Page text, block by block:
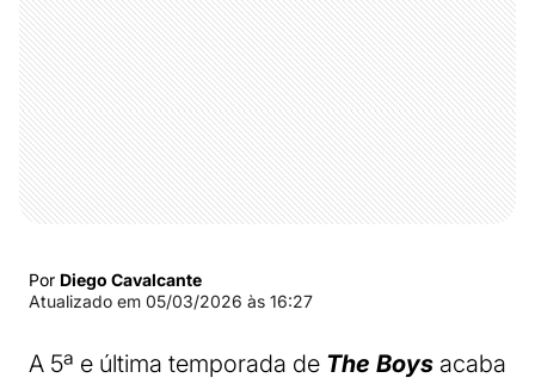
Por Diego Cavalcante
Atualizado em 05/03/2026 às 16:27
A 5ª e última temporada de The Boys acaba